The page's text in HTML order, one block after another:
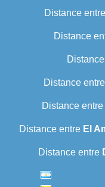
Distance entre
Distance
Distance entre
Distance entre
Distance entre El
Distance entre